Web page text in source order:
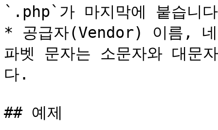
`.php`가 마지막에 붙습니
* 공급자(Vendor) 이름, 네
파벳 문자는 소문자와 대문
다.
## 예제